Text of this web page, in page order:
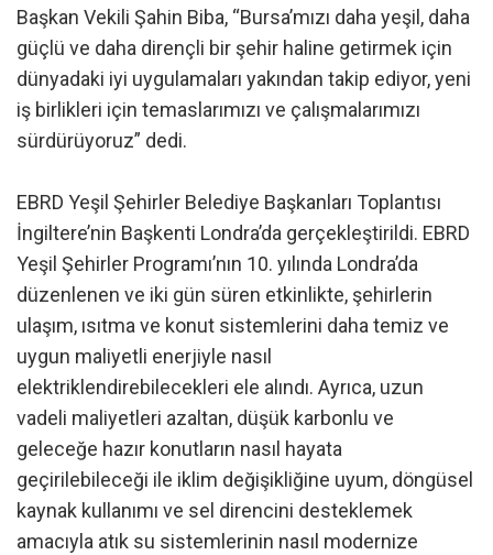
Başkan Vekili Şahin Biba, “Bursa’mızı daha yeşil, daha
güçlü ve daha dirençli bir şehir haline getirmek için
dünyadaki iyi uygulamaları yakından takip ediyor, yeni
iş birlikleri için temaslarımızı ve çalışmalarımızı
sürdürüyoruz” dedi.
EBRD Yeşil Şehirler Belediye Başkanları Toplantısı
İngiltere’nin Başkenti Londra’da gerçekleştirildi. EBRD
Yeşil Şehirler Programı’nın 10. yılında Londra’da
düzenlenen ve iki gün süren etkinlikte, şehirlerin
ulaşım, ısıtma ve konut sistemlerini daha temiz ve
uygun maliyetli enerjiyle nasıl
elektriklendirebilecekleri ele alındı. Ayrıca, uzun
vadeli maliyetleri azaltan, düşük karbonlu ve
geleceğe hazır konutların nasıl hayata
geçirilebileceği ile iklim değişikliğine uyum, döngüsel
kaynak kullanımı ve sel direncini desteklemek
amacıyla atık su sistemlerinin nasıl modernize